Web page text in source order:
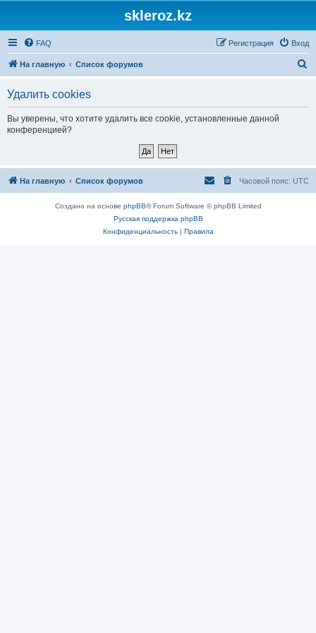
skleroz.kz
FAQ Вход
Регистрация
На главную Список форумов
Удалить cookies
Вы уверены, что хотите удалить все cookie, установленные данной
конференцией?
На главную Список форумов Часовой пояс: UTC
Создано на основе phpBB® Forum Software © phpBB Limited
Русская поддержка phpBB
Конфиденциальность| Правила